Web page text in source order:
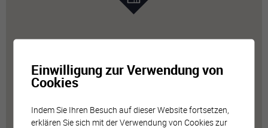
Einwilligung zur Verwendung von
Cookies
Indem Sie Ihren Besuch auf dieser Website fortsetzen,
erklären Sie sich mit der Verwendung von Cookies zur